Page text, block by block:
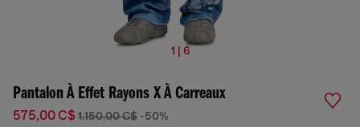
1 | 6
Pantalon À Effet Rayons X À Carreaux
575,00 C$1.150,00 C$ -50%